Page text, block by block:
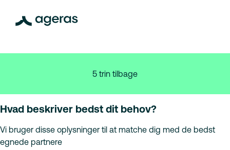
5 trin tilbage
Hvad beskriver bedst dit behov?
Vi bruger disse oplysninger til at matche dig med de bedst
egnede partnere